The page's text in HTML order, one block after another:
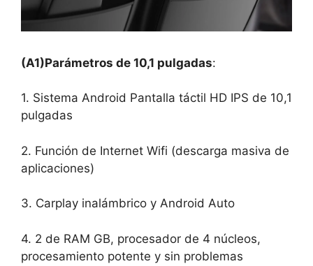
(A1)Parámetros de 10,1 pulgadas:
1. Sistema Android Pantalla táctil HD IPS de 10,1
pulgadas
2. Función de Internet Wifi (descarga masiva de
aplicaciones)
3. Carplay inalámbrico y Android Auto
4. 2 de RAM GB, procesador de 4 núcleos,
procesamiento potente y sin problemas